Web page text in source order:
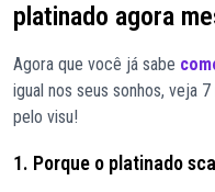
platinado agora
Agora que você já sabe
igual nos seus sonhos, veja
pelo visu!
1. Porque o platinado